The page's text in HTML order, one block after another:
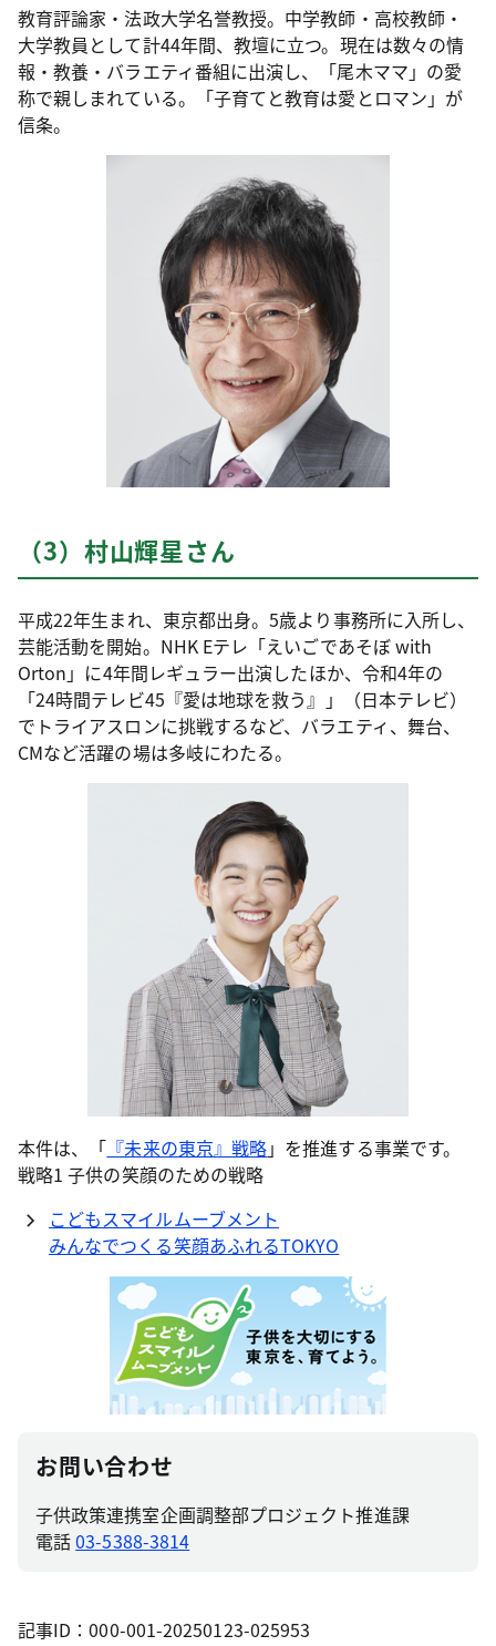
教育評論家・法政大学名誉教授。中学教師・高校教師・
大学教員として計44年間、教壇に立つ。現在は数々の情
報・教養・バラエティ番組に出演し、「尾木ママ」の愛
称で親しまれている。「子育てと教育は愛とロマン」が
信条。
（3）村山輝星さん
平成22年生まれ、東京都出身。5歳より事務所に入所し、
芸能活動を開始。NHK Eテレ「えいごであそぼ with
Orton」に4年間レギュラー出演したほか、令和4年の
「24時間テレビ45『愛は地球を救う』」（日本テレビ）
でトライアスロンに挑戦するなど、バラエティ、舞台、
CMなど活躍の場は多岐にわたる。
本件は、「 『未来の東京』戦略」を推進する事業です。
戦略1 子供の笑顔のための戦略
こどもスマイルムーブメント
みんなでつくる笑顔あふれるTOKYO
お問い合わせ
子供政策連携室企画調整部プロジェクト推進課
電話03-5388-3814
記事ID：000-001-20250123-025953